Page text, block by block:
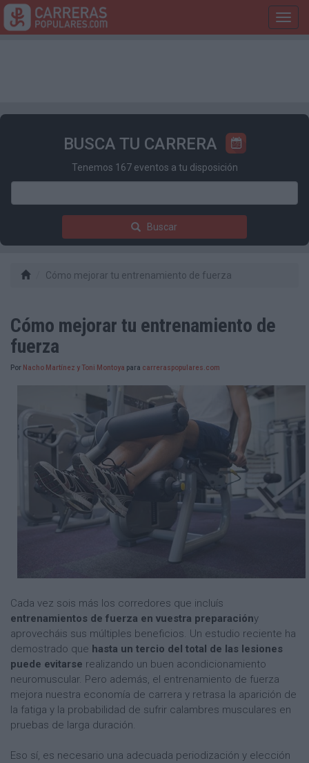
BUSCA TU CARRERA
Tenemos 167 eventos a tu disposición
Buscar
Cómo mejorar tu entrenamiento de fuerza
Cómo mejorar tu entrenamiento de
fuerza
Por Nacho Martínez y Toni Montoya para carreraspopulares.com
Cada vez sois más los corredores que incluís
entrenamientos de fuerza en vuestra preparacióny
aprovecháis sus múltiples beneficios. Un estudio reciente ha
demostrado que hasta un tercio del total de las lesiones
puede evitarse realizando un buen acondicionamiento
neuromuscular. Pero además, el entrenamiento de fuerza
mejora nuestra economía de carrera y retrasa la aparición de
la fatiga y la probabilidad de sufrir calambres musculares en
pruebas de larga duración.
Eso sí, es necesario una adecuada periodización y elección